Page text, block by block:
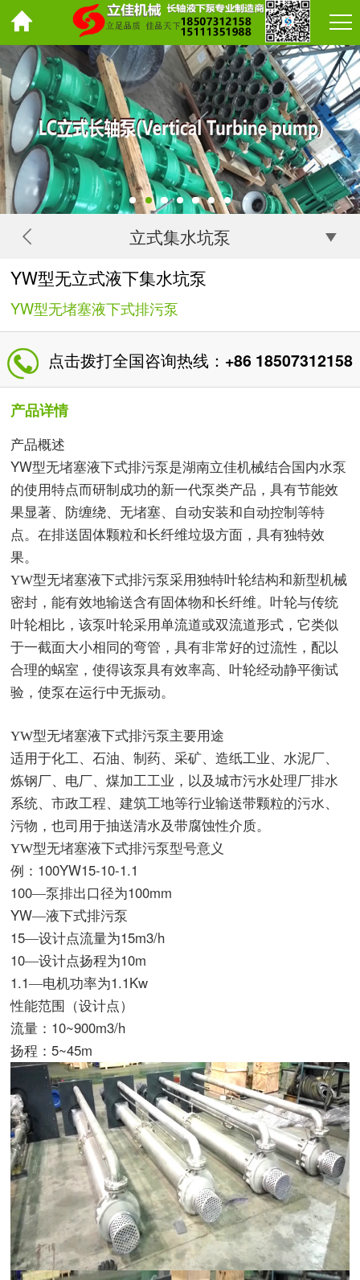
立式集水坑泵
YW型无立式液下集水坑泵
YW型无堵塞液下式排污泵
点击拨打全国咨询热线： +86 18507312158
产品详情
产品概述
YW型无堵塞液下式排污泵是湖南立佳机械结合国内水泵
的使用特点而研制成功的新一代泵类产品，具有节能效
果显著、防缠绕、无堵塞、自动安装和自动控制等特
点。在排送固体颗粒和长纤维垃圾方面，具有独特效
果。
YW型无堵塞液下式排污泵采用独特叶轮结构和新型机械
密封，能有效地输送含有固体物和长纤维。叶轮与传统
叶轮相比，该泵叶轮采用单流道或双流道形式，它类似
于一截面大小相同的弯管，具有非常好的过流性，配以
合理的蜗室，使得该泵具有效率高、叶轮经动静平衡试
验，使泵在运行中无振动。
YW型无堵塞液下式排污泵主要用途
适用于化工、石油、制药、采矿、造纸工业、水泥厂、
炼钢厂、电厂、煤加工工业，以及城市污水处理厂排水
系统、市政工程、建筑工地等行业输送带颗粒的污水、
污物，也司用于抽送清水及带腐蚀性介质。
YW型无堵塞液下式排污泵型号意义
例： 100YW15-10-1.1
100—泵排出口径为100mm
YW—液下式排污泵
15—设计点流量为15m3/h
10—设计点扬程为10m
1.1—电机功率为1.1Kw
性能范围（设计点）
流量： 10~900m3/h
扬程：5~45m